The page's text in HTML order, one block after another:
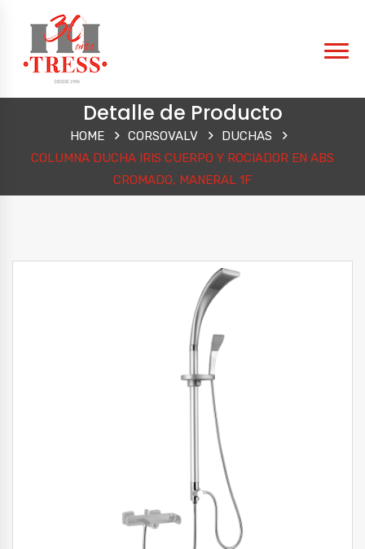
Detalle de Producto
HOME CORSOVALV
DUCHAS
COLUMNA DUCHA IRIS CUERPO Y ROCIADOR EN ABS
CROMADO, MANERAL 1F